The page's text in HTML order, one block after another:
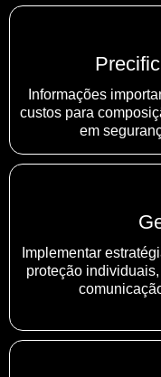
Informações
custos para
em
Implementar
proteção